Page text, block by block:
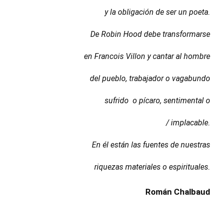
y la obligación de ser un poeta.
De Robin Hood debe transformarse
en Francois Villon y cantar al hombre
del pueblo, trabajador o vagabundo
sufrido o pícaro, sentimental o
/ implacable.
En él están las fuentes de nuestras
riquezas materiales o espirituales.
Román Chalbaud